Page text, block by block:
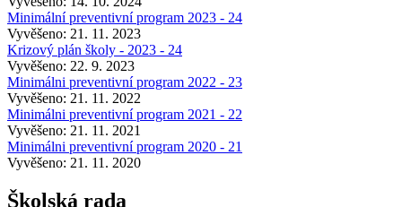
Minimální preventivní program 2023 - 24
Vyvěšeno: 21. 11. 2023
Krizový plán školy - 2023 - 24
Vyvěšeno: 22. 9. 2023
Minimálni preventivní program 2022 - 23
Vyvěšeno: 21. 11. 2022
Minimálni preventivní program 2021 - 22
Vyvěšeno: 21. 11. 2021
Minimálni preventivní program 2020 - 21
Vyvěšeno: 21. 11. 2020
Školská rada